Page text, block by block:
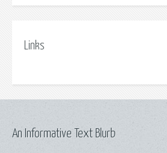
Links
An Informative Text Blurb